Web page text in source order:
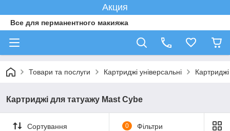
Акция
Все для перманентного макияжа
Товари та послуги Картриджі універсальні
Картриджі для татуажу Mast Cybe
Сортування 0 Фільтри